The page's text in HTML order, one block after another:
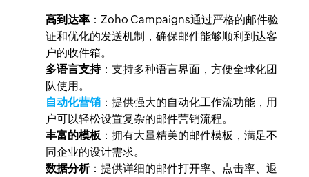
高到达率 ：Zoho Campaigns通过严格的邮件验
证和优化的发送机制，确保邮件能够顺利到达客
户的收件箱。
多语言支持：支持多种语言界面，方便全球化团
队使用。
自动化营销 ：提供强大的自动化工作流功能，用
户可以轻松设置复杂的邮件营销流程。
丰富的模板 ：拥有大量精美的邮件模板，满足不
同企业的设计需求。
数据分析：提供详细的邮件打开率、点击率、退